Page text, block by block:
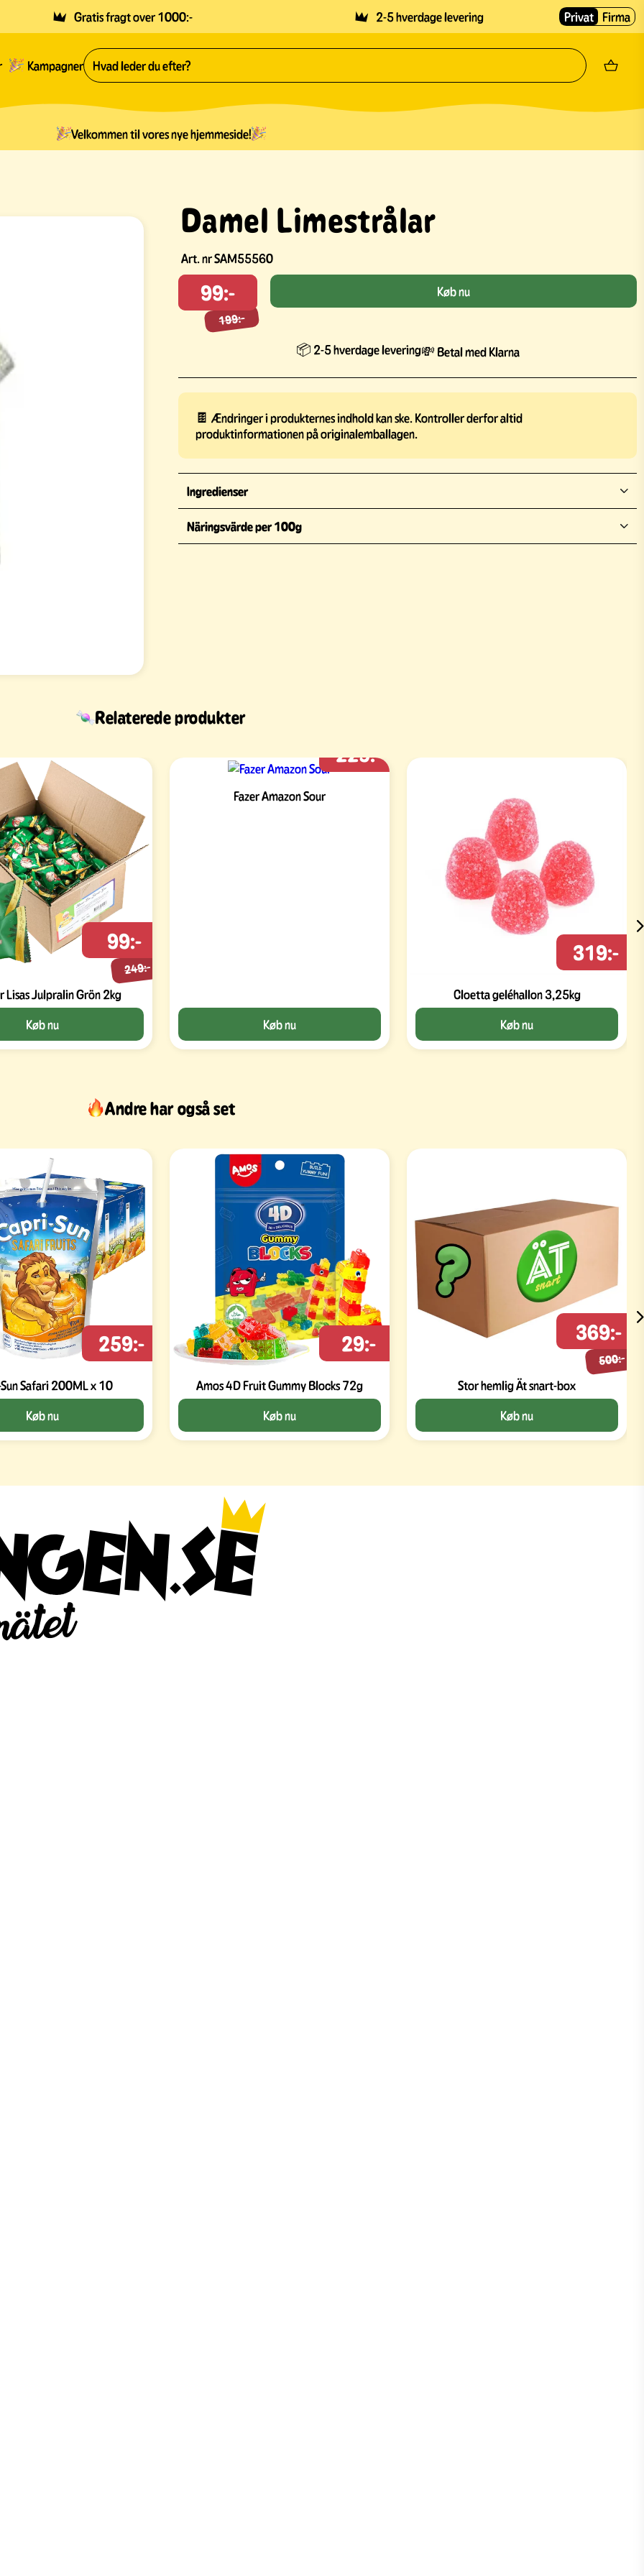
Gratis fragt over 1000:- 2-5 hverdage levering Privat Firma
Kampagner
Velkommen til vores nye hjemmeside!
Damel Limestrålar
Art. nrSAM55560
99:-
199:-
199:- Køb nu
📦 2-5 hverdage levering💸 Betal med Klarna
🍫 Ændringer i produkternes indhold kan ske. Kontroller derfor altid
produktinformationen på originalemballagen.
Ingredienser
Näringsvärde per 100g
Relaterede produkter
Lisas Julpralin Grön 2kg
249:-
99:-
Køb nu
Fazer Amazon Sour
229:-
Køb nu
Cloetta geléhallon 3,25kg
319:-
Køb nu
Andre har også set
Safari 200ML x 10
259:-
Køb nu
Amos 4D Fruit Gummy Blocks 72g
29:-
Køb nu
Stor hemlig Ät snart-box
500:-
369:-
Køb nu